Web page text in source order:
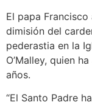
El papa
dimisión del
pederastia en la
O’Malley, quien
años.
“El Santo Padre